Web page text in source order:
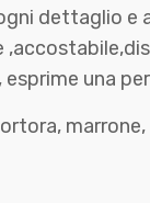
dettaglio e
una